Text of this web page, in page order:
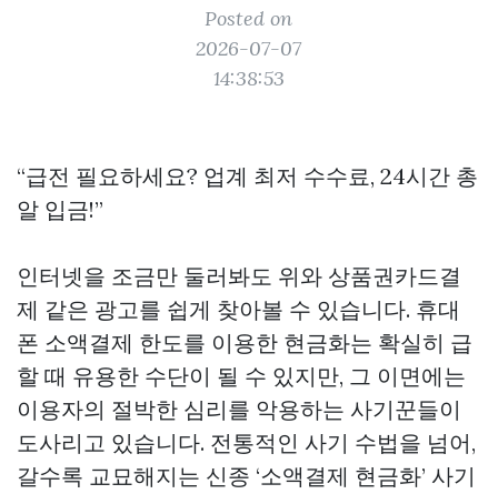
Posted on
2026-07-07
14:38:53
“급전 필요하세요? 업계 최저 수수료, 24시간 총
알 입금!”
인터넷을 조금만 둘러봐도 위와 상품권카드결
제 같은 광고를 쉽게 찾아볼 수 있습니다. 휴대
폰 소액결제 한도를 이용한 현금화는 확실히 급
할 때 유용한 수단이 될 수 있지만, 그 이면에는
이용자의 절박한 심리를 악용하는 사기꾼들이
도사리고 있습니다. 전통적인 사기 수법을 넘어,
갈수록 교묘해지는 신종 ‘소액결제 현금화’ 사기